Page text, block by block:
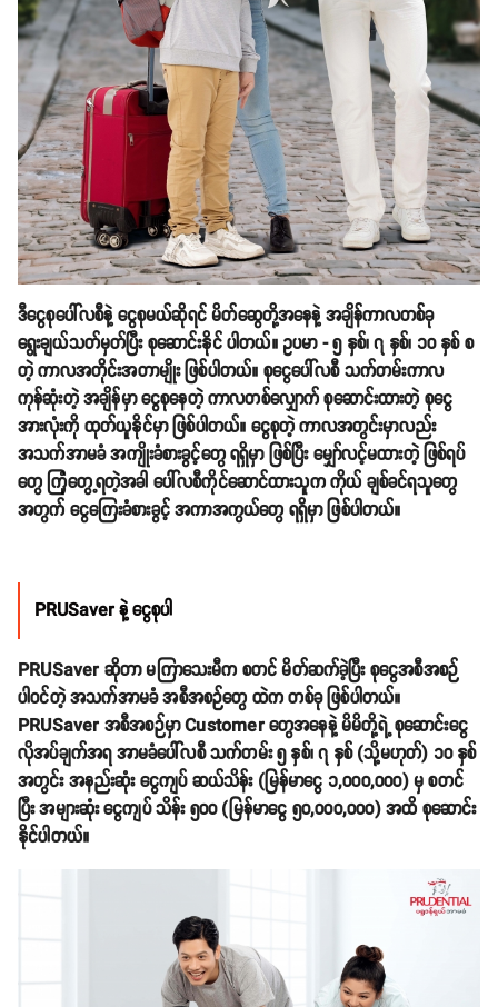
ဒီငွေစုပေါ်လစီနဲ့ ငွေစုမယ်ဆိုရင် မိတ်ဆွေတို့အနေနဲ့ အချိန်ကာလတစ်ခု
ရွေးချယ်သတ်မှတ်ပြီး စုဆောင်းနိုင် ပါတယ်။ ဥပမာ - ၅ နှစ်၊ ၇ နှစ်၊ ၁၀ နှစ် စ
တဲ့ ကာလအတိုင်းအတာမျိုး ဖြစ်ပါတယ်။ စုငွေပေါ်လစီ သက်တမ်းကာလ
ကုန်ဆုံးတဲ့ အချိန်မှာ ငွေစုနေတဲ့ ကာလတစ်လျှောက် စုဆောင်းထားတဲ့ စုငွေ
အားလုံးကို ထုတ်ယူနိုင်မှာ ဖြစ်ပါတယ်။ ငွေစုတဲ့ ကာလအတွင်းမှာလည်း
အသက်အာမခံ အကျိုးခံစားခွင့်တွေ ရရှိမှာ ဖြစ်ပြီး မျှော်လင့်မထားတဲ့ ဖြစ်ရပ်
တွေ ကြုံတွေ့ရတဲ့အခါ ပေါ်လစီကိုင်ဆောင်ထားသူက ကိုယ် ချစ်ခင်ရသူတွေ
အတွက် ငွေကြေးခံစားခွင့် အကာအကွယ်တွေ ရရှိမှာ ဖြစ်ပါတယ်။
PRUSaver နဲ့ ငွေစုပါ
PRUSaver ဆိုတာ မကြာသေးမီက စတင် မိတ်ဆက်ခဲ့ပြီး စုငွေအစီအစဉ်
ပါဝင်တဲ့ အသက်အာမခံ အစီအစဉ်တွေ ထဲက တစ်ခု ဖြစ်ပါတယ်။
PRUSaver အစီအစဉ်မှာ Customer တွေအနေနဲ့ မိမိတို့ရဲ့ စုဆောင်းငွေ
လိုအပ်ချက်အရ အာမခံပေါ်လစီ သက်တမ်း ၅ နှစ်၊ ၇ နှစ် (သို့မဟုတ်) ၁၀ နှစ်
အတွင်း အနည်းဆုံး ငွေကျပ် ဆယ်သိန်း (မြန်မာငွေ ၁,၀၀၀,၀၀၀) မှ စတင်
ပြီး အများဆုံး ငွေကျပ် သိန်း ၅၀၀ (မြန်မာငွေ ၅၀,၀၀၀,၀၀၀) အထိ စုဆောင်း
နိုင်ပါတယ်။